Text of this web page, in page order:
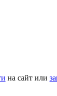
на сайт или